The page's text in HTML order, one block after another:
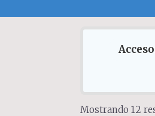
Mostrando 12